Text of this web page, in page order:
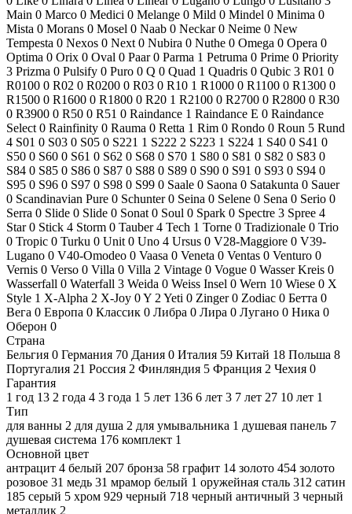
Main 0 Marco 0 Medici 0 Melange 0 Mild 0 Mindel 0 Minima 0
Mista 0 Morans 0 Mosel 0 Naab 0 Neckar0 Neime 0 New
Tempesta 0 Nexos 0 Next 0 Nubira 0 Nuthe 0 Omega 0 Opera 0
Optima 0 Orix 0 Oval 0 Paar0 Parma 1 Petruma 0 Prime 0 Priority
3 Prizma 0 Pulsify 0 Puro 0 Q 0 Quad 1 Quadris 0 Qubic 3 R01 0
R0100 0 R02 0 R0200 0 R03 0 R10 1 R1000 0 R1100 0 R1300 0
R1500 0 R1600 0 R1800 0 R20 1 R2100 0 R2700 0 R2800 0 R30
0 R3900 0 R50 0 R51 0 Raindance 1 Raindance E 0 Raindance
Select 0 Rainfinity 0 Rauma 0 Retta 1 Rim 0 Rondo 0 Roun 5 Rund
4 S01 0 S03 0 S05 0 S221 1 S222 2 S223 1 S224 1 S40 0 S41 0
S50 0 S60 0 S61 0 S62 0 S68 0 S70 1 S80 0 S81 0 S82 0 S83 0
S84 0 S85 0 S86 0 S87 0 S88 0 S89 0 S90 0 S91 0 S93 0 S94 0
S95 0 S96 0 S97 0 S98 0 S99 0 Saale 0 Saona 0 Satakunta 0 Sauer
0 Scandinavian Pure 0 Schunter0 Seina 0 Selene 0 Sena 0 Serio 0
Serra 0 Slide 0 Slide 0 Sonat 0 Soul 0 Spark 0 Spectre 3 Spree 4
Star0 Stick 4 Storm 0 Tauber4 Tech 1 Torne 0 Tradizionale 0 Trio
0 Tropic 0 Turku 0 Unit 0 Uno 4 Ursus 0 V28-Maggiore 0 V39-
Lugano 0 V40-Omodeo 0 Vaasa 0 Veneta 0 Ventas 0 Venturo 0
Vernis 0 Verso 0 Villa 0 Villa 2 Vintage 0 Vogue 0 Wasser Kreis 0
Wasserfall 0 Waterfall 3 Weida 0 Weiss Insel 0 Wern 10 Wiese 0 X
Style 1 X-Alpha 2 X-Joy 0Y 2 Yeti 0 Zinger0 Zodiac 0 Бетта 0
Вега 0 Европа 0 Классик 0 Либра 0 Лира 0 Лугано 0 Ника 0
Оберон 0
Страна
Бельгия 0 Германия 70 Дания 0 Италия 59 Китай 18 Польша 8
Португалия 21 Россия 2 Финляндия 5 Франция 2 Чехия 0
Гарантия
1 год 13 2 года 4 3 года 1 5 лет 136 6 лет 3 7 лет 27 10 лет 1
Тип
для ванны 2 для душа 2 для умывальника 1 душевая панель 7
душевая система 176 комплект 1
Основной цвет
антрацит 4 белый 207 бронза 58 графит 14 золото 454 золото
розовое 31 медь 31 мрамор белый 1 оружейная сталь 312 сатин
185 серый 5 хром 929 черный 718 черный античный 3 черный
металлик 2